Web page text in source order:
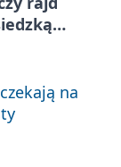
na